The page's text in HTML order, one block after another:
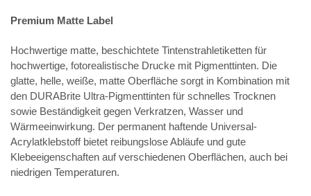
Premium Matte Label
Hochwertige matte, beschichtete Tintenstrahletiketten für
hochwertige, fotorealistische Drucke mit Pigmenttinten. Die
glatte, helle, weiße, matte Oberfläche sorgt in Kombination mit
den DURABrite Ultra-Pigmenttinten für schnelles Trocknen
sowie Beständigkeit gegen Verkratzen, Wasser und
Wärmeeinwirkung. Der permanent haftende Universal-
Acrylatklebstoff bietet reibungslose Abläufe und gute
Klebeeigenschaften auf verschiedenen Oberflächen, auch bei
niedrigen Temperaturen.